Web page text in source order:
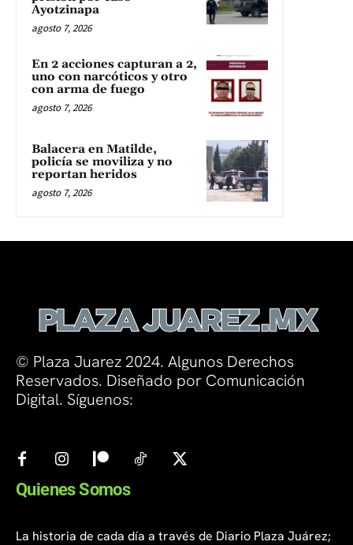
Ayotzinapa
agosto 7, 2026
En 2 acciones capturan a 2,
uno con narcóticos y otro
con arma de fuego
agosto 7, 2026
Balacera en Matilde,
policía se moviliza y no
reportan heridos
agosto 7, 2026
© Plaza Juarez 2024. Algunos Derechos
Reservados. Diseñado por Comunicación
Digital. Síguenos:
Quienes Somos
La historia de cada día a través de Diario Plaza Juárez;